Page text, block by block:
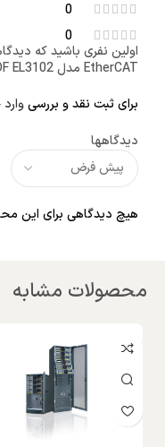
0
0
دیدگاهها
هیچ دیدگاهی برای این
اولین نفری باشید که
EtherCAT مدل BECKHOF EL3102”
برای ثبت نقد و بررسی
محصولات مشابه